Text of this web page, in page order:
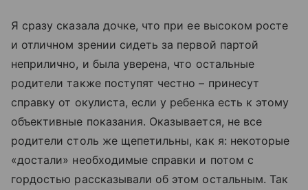
Я сразу сказала дочке, что при ее высоком росте
и отличном зрении сидеть за первой партой
неприлично, и была уверена, что остальные
родители также поступят честно – принесут
справку от окулиста, если у ребенка есть к этому
объективные показания. Оказывается, не все
родители столь же щепетильны, как я: некоторые
«достали» необходимые справки и потом с
гордостью рассказывали об этом остальным. Так